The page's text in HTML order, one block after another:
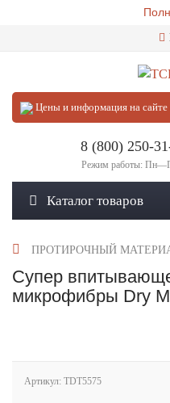
Цены и информация на
8 (800) 250-
Режим работы:
Каталог товаров
ПРОТИРОЧНЫЙ
Супер
микрофибры Dry
Артикул: TDT5575